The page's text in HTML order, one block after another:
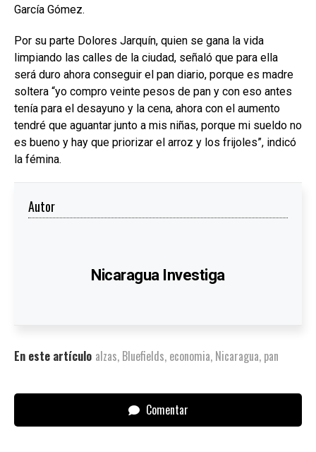
García Gómez.
Por su parte Dolores Jarquín, quien se gana la vida
limpiando las calles de la ciudad, señaló que para ella
será duro ahora conseguir el pan diario, porque es madre
soltera “yo compro veinte pesos de pan y con eso antes
tenía para el desayuno y la cena, ahora con el aumento
tendré que aguantar junto a mis niñas, porque mi sueldo no
es bueno y hay que priorizar el arroz y los frijoles”, indicó
la fémina.
Autor
Nicaragua Investiga
En este artículo alzas, Bluefields, economia, Nicaragua, pan
Comentar